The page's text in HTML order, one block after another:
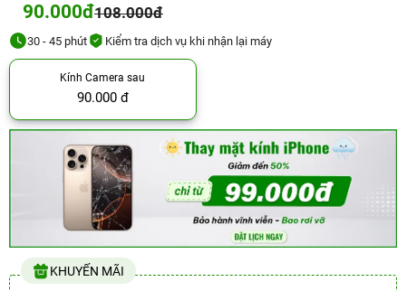
90.000đ108.000đ
30 - 45 phút Kiểm tra dịch vụ khi nhận lại máy
Kính Camera sau
90.000 đ
KHUYẾN MÃI